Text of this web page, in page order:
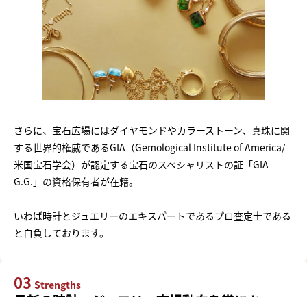
さらに、宝石広場にはダイヤモンドやカラーストーン、真珠に関
する世界的権威であるGIA（Gemological Institute of America/
米国宝石学会）が認定する宝石のスペシャリストの証「GIA
G.G.」の資格保有者が在籍。
いわば時計とジュエリーのエキスパートであるプロ査定士である
と自負しております。
03 Strengths